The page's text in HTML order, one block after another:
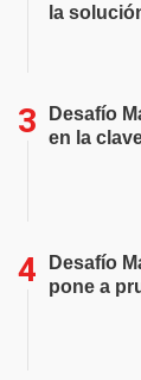
la
Desafío
en la
Desafío
pone a